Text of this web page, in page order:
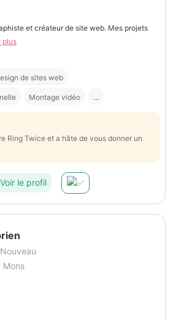
et créateur de site web. Mes projets
plus
de sites web
Montage vidéo ...
Ring Twice et a hâte de vous donner un
Voir le profil
Nouveau
Mons